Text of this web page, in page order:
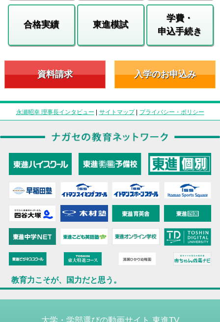
合格実績 東進模試
学費・
申込手続き
資料請求 入学のお申込み
永瀬昭幸 理事長インタビュー | サイトマップ| プライバシー・ポリシー
教育力こそが、国力だと思う。